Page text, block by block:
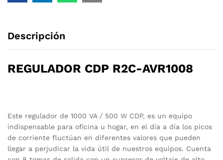
Descripción
REGULADOR CDP R2C-AVR1008
Este regulador de 1000 VA / 500 W CDP, es un equipo
indispensable para oficina u hogar, en el día a día los picos
de corriente fluctúan en diferentes valores que pueden
llegar a perjudicar la vida útil de nuestros equipos. Cuenta